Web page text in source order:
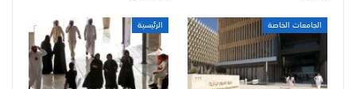
الجامعات الخاصة الرئيسية